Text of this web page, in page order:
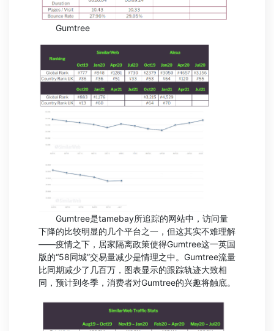
Gumtree
Gumtree是tamebay所追踪的网站中，访问量
下降的比较明显的几个平台之一，但这其实不难理解
——疫情之下，居家隔离政策使得Gumtree这一英国
版的“58同城”交易量减少是情理之中。Gumtree流量
比同期减少了几百万，图表显示的跟踪轨迹大致相
同，预计到冬季，消费者对Gumtree的兴趣将触底。